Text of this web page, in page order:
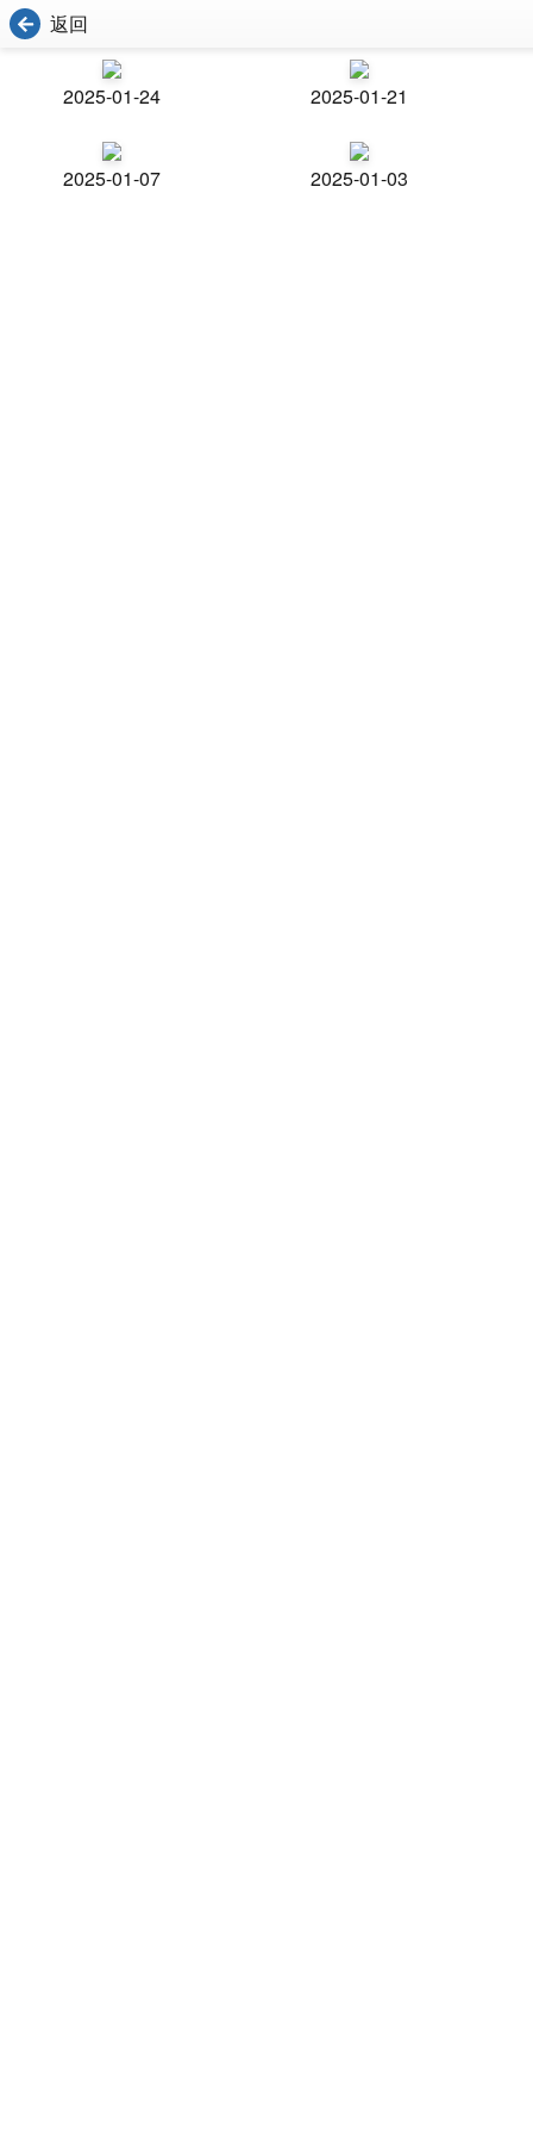
返回
2025-01-24 2025-01-21
2025-01-07 2025-01-03